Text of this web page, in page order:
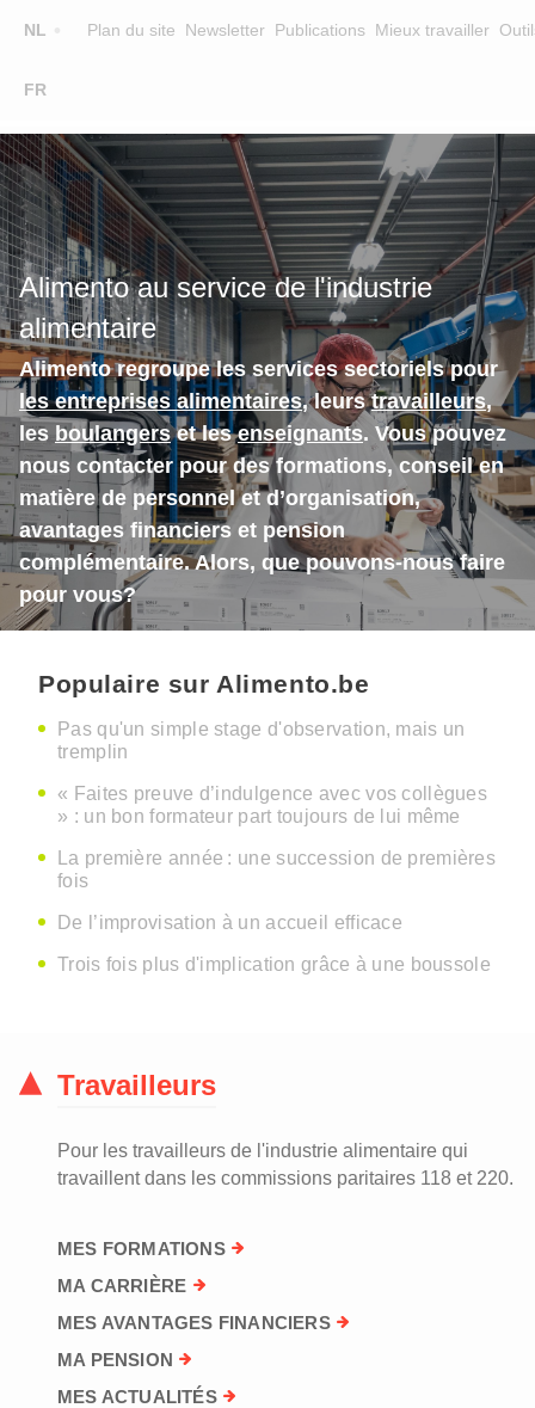
NL
FR
Plan du site Newsletter Publications Mieux travailler
Main
navigation
FORMATION
FORMATEURS
SUR ALIMENTO
EQUIPE
CONTACT
CHERCHER UNE FORMATION
Alimento au service de l'industrie
alimentaire
Alimento regroupe les services sectoriels pour
les entreprises alimentaires, leurstravailleurs,
les boulangerset lesenseignants. Vous pouvez
nous contacter pour des formations, conseil en
matière de personnel et d’organisation,
avantages financiers et pension
complémentaire. Alors, que pouvons-nous faire
pour vous?
Populaire sur Alimento.be
Pas qu'un simple stage d'observation, mais un
tremplin
« Faites preuve d’indulgence avec vos collègues
» : un bon formateur part toujours de lui même
La première année : une succession de premières
fois
De l’improvisation à un accueil efficace
Trois fois plus d'implication grâce à une boussole
Travailleurs
Pour les travailleurs de l'industrie alimentaire qui
travaillent dans les commissions paritaires 118 et 220.
MES FORMATIONS
MA CARRIÈRE
MES AVANTAGES FINANCIERS
MA PENSION
MES ACTUALITÉS